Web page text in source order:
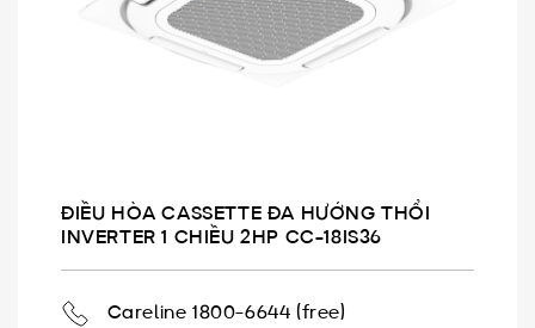
ĐIỀU HÒA CASSETTE ĐA HƯỚNG THỔI
INVERTER 1 CHIỀU 2HP CC-18IS36
Careline 1800-6644 (free)